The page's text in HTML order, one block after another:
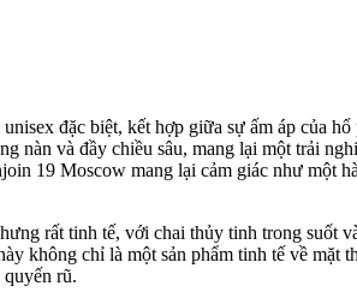
đặc biệt, kết hợp giữa sự ấm áp của
nàn và đầy chiều sâu, mang lại một trải
19 Moscow mang lại cảm giác như một
rất tinh tế, với chai thủy tinh trong suốt
không chỉ là một sản phẩm tinh tế về mặt
rũ.